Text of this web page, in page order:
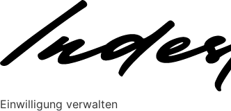
Einwilligung verwalten